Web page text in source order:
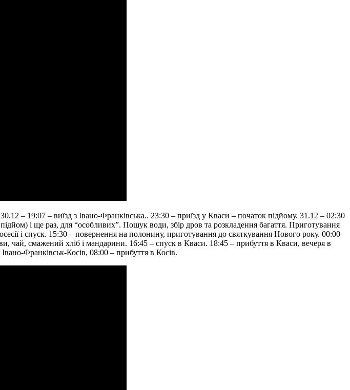
– 19:07 – виїзд з Івано-Франківська.. 23:30 – приїзд у Кваси – початок підйому. 31.12 – 02:30
і ще раз, для “особливих”. Пошук води, збір дров та розкладення багаття. Приготування
і спуск. 15:30 – повернення на полонину, приготування до святкування Нового року. 00:00
чай, смажений хліб і мандарини. 16:45 – спуск в Кваси. 18:45 – прибуття в Кваси, вечеря в
Франківськ-Косів, 08:00 – прибуття в Косів.